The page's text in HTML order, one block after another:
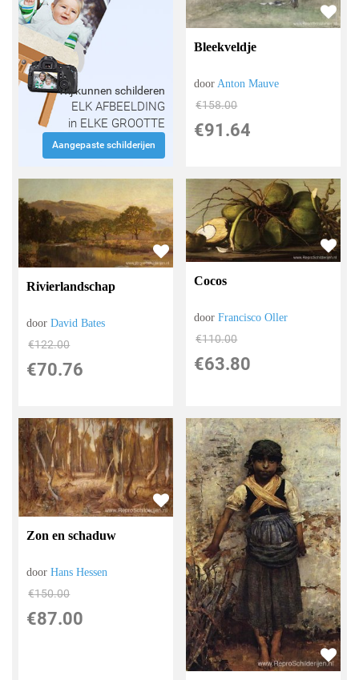
Wij kunnen schilderen
ELK AFBEELDING
in ELKE GROOTTE
Aangepaste schilderijen
Bleekveldje
doorAnton Mauve
€158.00
€91.64
Rivierlandschap
doorDavid Bates
€122.00
€70.76
Cocos
doorFrancisco Oller
€110.00
€63.80
Zon en schaduw
doorHans Hessen
€150.00
€87.00